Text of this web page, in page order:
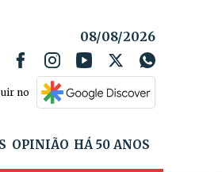
08/08/2026
no
OPINIÃO HÁ 50 ANOS